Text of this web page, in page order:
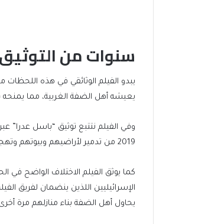
سنوات من التوثيق
يبدو الفيلم الوثائقي في هذه
يعيشه أهل الضفة الغربية، مما يمنحه
وفي الفيلم نتتبع توثيق “باسل عدرا”
2019 من تدمير لأراضيهم وبيوتهم وتهجيرهم من قبل قوات الاحتلال الإسرائيلي.
كما يوثق الفيلم الاختلاف الواضح
الإسرائيليين اللذين ينضمان لفريق
يحاول أهل الضفة بناء منازلهم مرة أخرى